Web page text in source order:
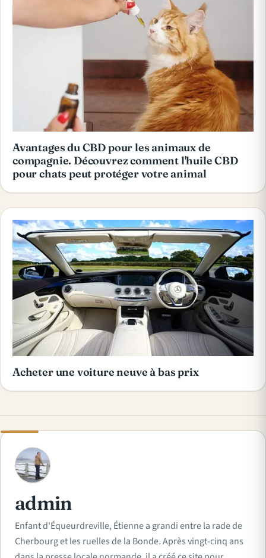
Avantages du CBD pour les animaux de
compagnie. Découvrez comment l'huile CBD
pour chats peut protéger votre animal
Acheter une voiture neuve à bas prix
A
admin
Enfant d'Équeurdreville, Étienne a grandi entre la rade de
Cherbourg et les ruelles de la Bonde. Après vingt-cinq ans